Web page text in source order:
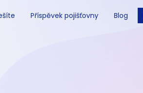
Příspěvek pojišťovny Blog